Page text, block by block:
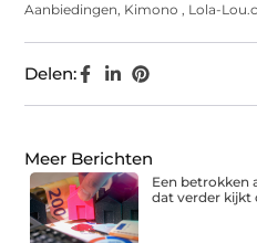
Aanbiedingen, Kimono , Lola-
Delen:
Meer Berichten
Een betrokken
dat verder kijkt